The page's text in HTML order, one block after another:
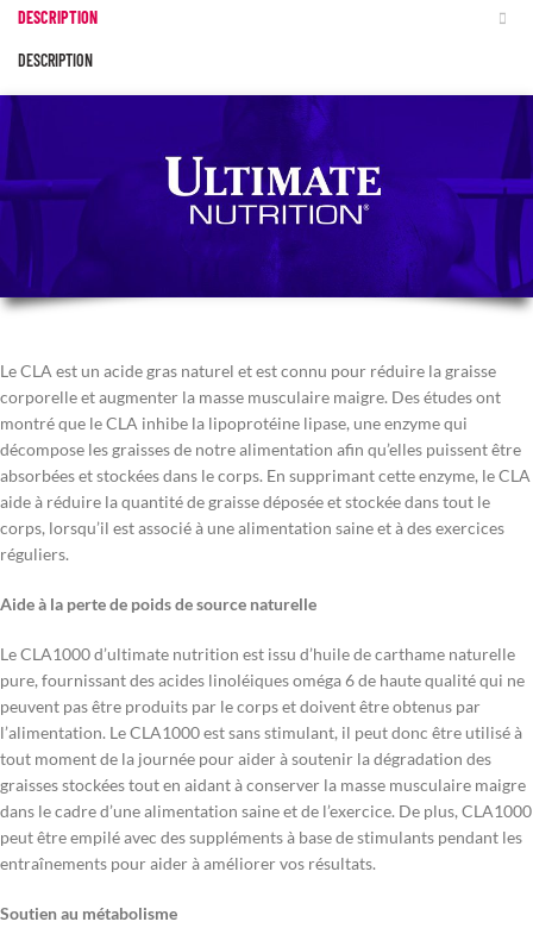
DESCRIPTION
DESCRIPTION
Le CLA est un acide gras naturel et est connu pour réduire la graisse
corporelle et augmenter la masse musculaire maigre. Des études ont
montré que le CLA inhibe la lipoprotéine lipase, une enzyme qui
décompose les graisses de notre alimentation afin qu’elles puissent être
absorbées et stockées dans le corps. En supprimant cette enzyme, le CLA
aide à réduire la quantité de graisse déposée et stockée dans tout le
corps, lorsqu’il est associé à une alimentation saine et à des exercices
réguliers.
Aide à la perte de poids de source naturelle
Le CLA1000 d’ultimate nutrition est issu d’huile de carthame naturelle
pure, fournissant des acides linoléiques oméga 6 de haute qualité qui ne
peuvent pas être produits par le corps et doivent être obtenus par
l’alimentation. Le CLA1000 est sans stimulant, il peut donc être utilisé à
tout moment de la journée pour aider à soutenir la dégradation des
graisses stockées tout en aidant à conserver la masse musculaire maigre
dans le cadre d’une alimentation saine et de l’exercice. De plus, CLA1000
peut être empilé avec des suppléments à base de stimulants pendant les
entraînements pour aider à améliorer vos résultats.
Soutien au métabolisme